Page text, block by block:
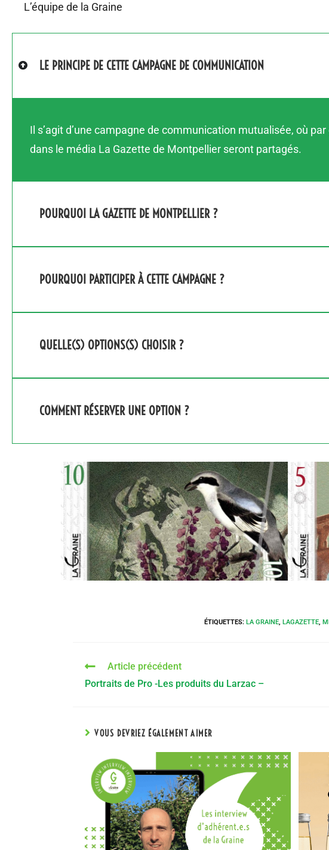
L’équipe de la Graine
LE PRINCIPE DE CETTE CAMPAGNE DE COMMUNICATION
Il s’agit d’une campagne de communication mutualisée, où
dans le média La Gazette de Montpellier seront partagés.
POURQUOI LA GAZETTE DE MONTPELLIER ?
POURQUOI PARTICIPER À CETTE CAMPAGNE ?
QUELLE(S) OPTIONS(S) CHOISIR ?
COMMENT RÉSERVER UNE OPTION ?
ÉTIQUETTES: LA GRAINE, LAGAZETTE,
Article précédent
Portraits de Pro -Les produits du Larzac –
VOUS DEVRIEZ ÉGALEMENT AIMER